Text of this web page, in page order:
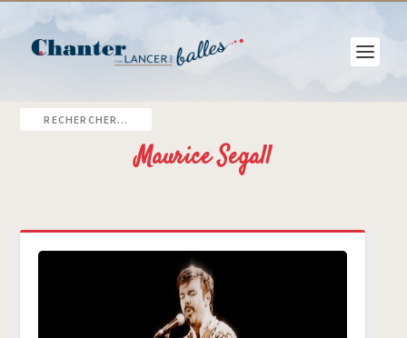
Maurice Segall